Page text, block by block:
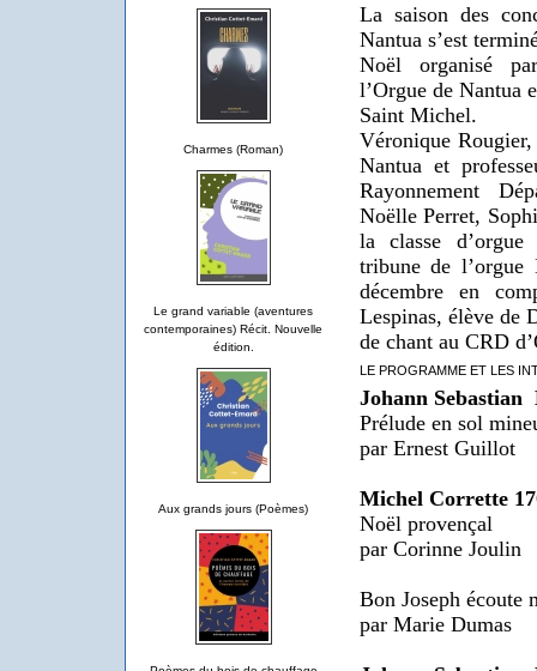
Charmes (Roman)
Le grand variable (aventures
contemporaines) Récit. Nouvelle
édition.
Aux grands jours (Poèmes)
La saison des
Nantua s’est
Noël organisé
l’Orgue de Nantua
Saint Michel.
Véronique
Nantua et
Rayonnement
Noëlle Perret,
la classe
tribune de l’orgue
décembre en
Lespinas, élève de
de chant au CRD
LE PROGRAMME ET LES
Johann Sebastian
Prélude en sol
par Ernest Guillot
Michel Corrette
Noël provençal
par Corinne Joulin
Bon Joseph écoute
par Marie Dumas